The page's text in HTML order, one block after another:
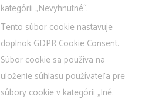
kategórii „Nevyhnutné“.
Tento súbor cookie nastavuje
doplnok GDPR Cookie Consent.
Súbor cookie sa používa na
uloženie súhlasu používateľa pre
súbory cookie v kategórii „Iné.